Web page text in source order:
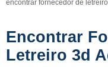
encontrar fornecedor de
Encontrar
Letreiro 3d